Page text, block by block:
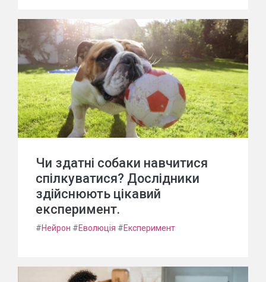
Чи здатні собаки навчитися
спілкуватися? Дослідники
здійснюють цікавий
експеримент.
#Нейрон #Еволюція #Експеримент